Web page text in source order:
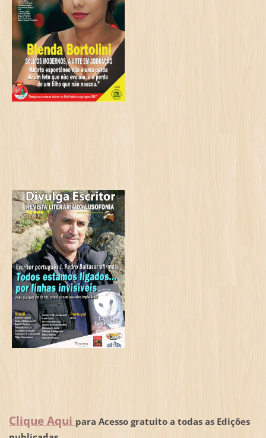
Clique Aqui para Acesso gratuito a todas as Edições